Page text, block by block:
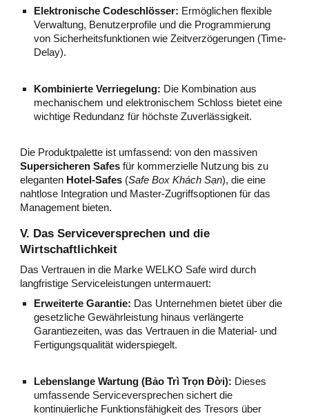
Elektronische Codeschlösser: Ermöglichen flexible
Verwaltung, Benutzerprofile und die Programmierung
von Sicherheitsfunktionen wie Zeitverzögerungen (Time-
Delay).
Kombinierte Verriegelung: Die Kombination aus
mechanischem und elektronischem Schloss bietet eine
wichtige Redundanz für höchste Zuverlässigkeit.
Die Produktpalette ist umfassend: von den massiven
Supersicheren Safes für kommerzielle Nutzung bis zu
eleganten Hotel-Safes (Safe Box Khách Sạn), die eine
nahtlose Integration und Master-Zugriffsoptionen für das
Management bieten.
V. Das Serviceversprechen und die
Wirtschaftlichkeit
Das Vertrauen in die Marke WELKO Safe wird durch
langfristige Serviceleistungen untermauert:
Erweiterte Garantie: Das Unternehmen bietet über die
gesetzliche Gewährleistung hinaus verlängerte
Garantiezeiten, was das Vertrauen in die Material- und
Fertigungsqualität widerspiegelt.
Lebenslange Wartung (Bảo Trì Trọn Đời): Dieses
umfassende Serviceversprechen sichert die
kontinuierliche Funktionsfähigkeit des Tresors über